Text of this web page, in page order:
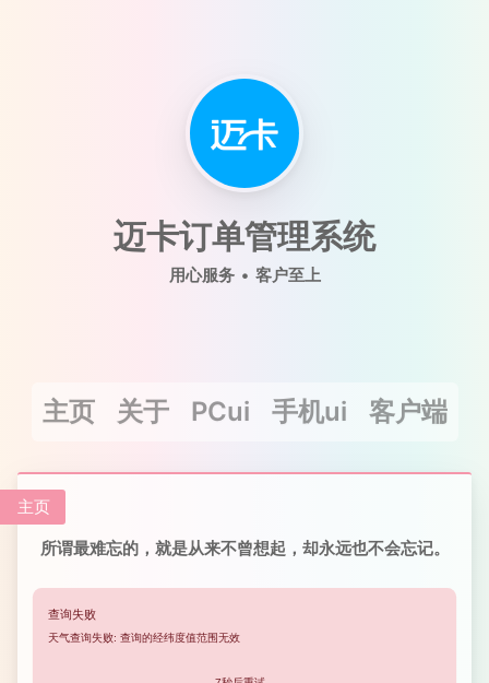
迈卡订单管理系统
用心服务 • 客户至上
主页 关于 PCui 手机ui 客户端
主页
所谓最难忘的，就是从来不曾想起，却永远也不会忘记。